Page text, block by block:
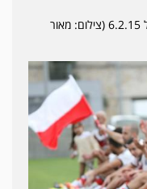
מ.ס רובי שפירא חיפה- הפועל טירת הכרמל 6.2.15 (צילום: מאור